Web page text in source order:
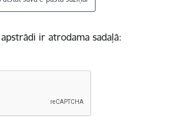
ir atrodama sadaļā: